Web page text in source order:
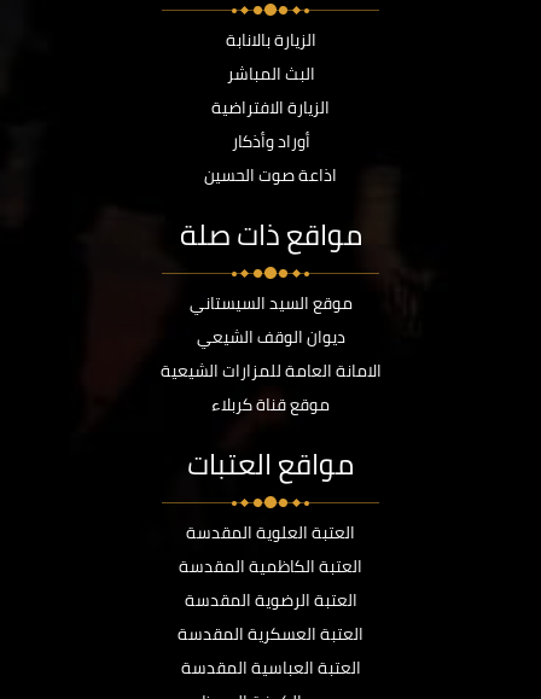
الزيارة بالانابة
البث المباشر
الزيارة الافتراضية
أوراد وأذكار
اذاعة صوت الحسين
مواقع ذات صلة
موقع السيد السيستاني
ديوان الوقف الشيعي
الامانة العامة للمزارات الشيعية
موقع قناة كربلاء
مواقع العتبات
العتبة العلوية المقدسة
العتبة الكاظمية المقدسة
العتبة الرضوية المقدسة
العتبة العسكرية المقدسة
العتبة العباسية المقدسة